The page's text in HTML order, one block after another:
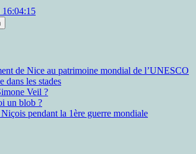
16:04:15
de Nice au patrimoine mondial de l’UNESCO
dans les stades
Veil ?
un blob ?
pendant la 1ère guerre mondiale